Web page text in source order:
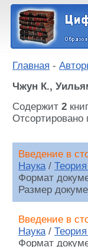
Главная -
Чжун К.,
Содержит 2
Отсортировано
Введение в
Наука/
Формат
Размер
Введение в
Наука/
Формат